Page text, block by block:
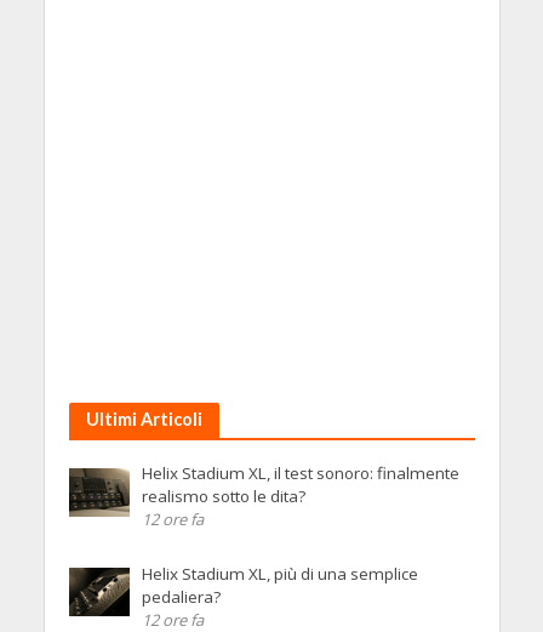
Ultimi Articoli
Helix Stadium XL, il test sonoro: finalmente
realismo sotto le dita?
12 ore fa
Helix Stadium XL, più di una semplice
pedaliera?
12 ore fa